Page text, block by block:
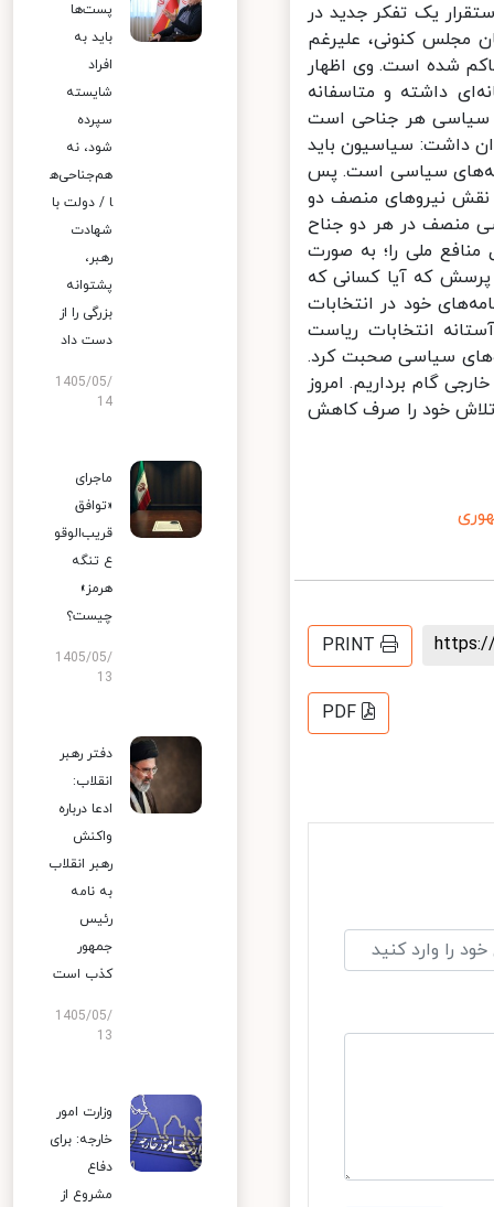
یک تفکر جدید در
مجلس کنونی، علیرغم
شده است. وی اظهار
داشته و متاسفانه
سیاسی هر جناحی است
داشت: سیاسیون باید
سیاسی است. پس
نیروهای منصف دو
منصف در هر دو جناح
ملی را؛ به صورت
که آیا کسانی که
خود در انتخابات
انتخابات ریاست
سیاسی صحبت کرد.
گام برداریم. امروز
خود را صرف کاهش
PRINT
PDF
پست‌ها
باید به
افراد
شایسته
سپرده
شود، نه
هم‌جناحی‌ه
ا / دولت با
شهادت
رهبر،
پشتوانه
بزرگی را از
دست داد
1405/05/
14
ماجرای
«توافق
قریب‌الوقو
ع تنگه
هرمز»
چیست؟
1405/05/
13
دفتر رهبر
انقلاب:
ادعا درباره
واکنش
رهبر انقلاب
به نامه
رئیس
جمهور
کذب است
1405/05/
13
وزارت امور
خارجه: برای
دفاع
مشروع از